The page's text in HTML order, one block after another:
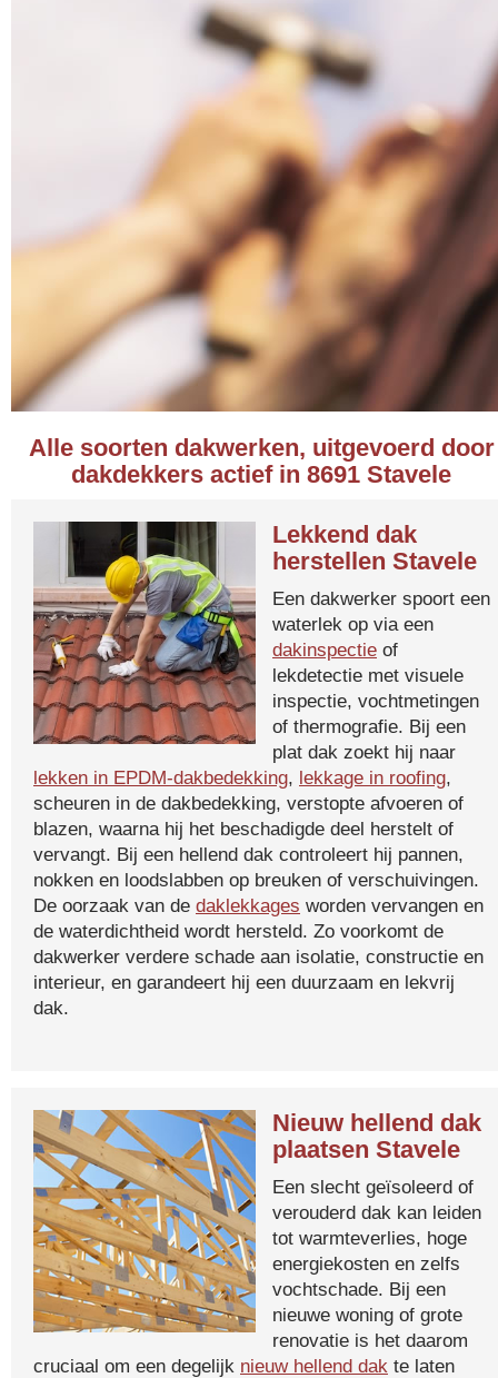
Alle soorten dakwerken, uitgevoerd door
dakdekkers actief in 8691 Stavele
Lekkend dak
herstellen Stavele
Een dakwerker spoort een
waterlek op via een
dakinspectie of
lekdetectie met visuele
inspectie, vochtmetingen
of thermografie. Bij een
plat dak zoekt hij naar
lekken in EPDM-dakbedekking, lekkage in roofing,
scheuren in de dakbedekking, verstopte afvoeren of
blazen, waarna hij het beschadigde deel herstelt of
vervangt. Bij een hellend dak controleert hij pannen,
nokken en loodslabben op breuken of verschuivingen.
De oorzaak van de daklekkages worden vervangen en
de waterdichtheid wordt hersteld. Zo voorkomt de
dakwerker verdere schade aan isolatie, constructie en
interieur, en garandeert hij een duurzaam en lekvrij
dak.
Nieuw hellend dak
plaatsen Stavele
Een slecht geïsoleerd of
verouderd dak kan leiden
tot warmteverlies, hoge
energiekosten en zelfs
vochtschade. Bij een
nieuwe woning of grote
renovatie is het daarom
cruciaal om een degelijk nieuw hellend dak te laten